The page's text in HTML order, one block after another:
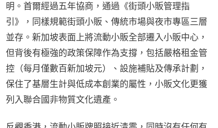
明。首爾經過五年協商，通過《街頭小販管理指
引》，同樣規範街頭小販、傳統市場與夜市專區三層
並存。新加坡表面上將流動小販全部遷入小販中心，
但背後有極強的政策保障作為支撐，包括嚴格租金管
控（每月僅數百新加坡元）、設施補貼及傳承計劃，
保住了基層生計與低成本創業的屬性，小販文化更獲
列入聯合國非物質文化遺產。